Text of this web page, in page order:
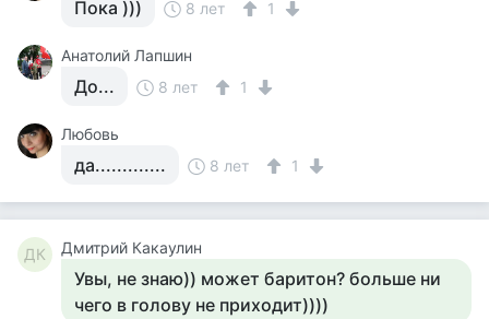
Пока ))) 8 лет 1
Анатолий Лапшин
До... 8 лет 1
Любовь
да............. 8 лет 1
ДК Дмитрий Какаулин
Увы, не знаю)) может баритон? больше ни
чего в голову не приходит))))